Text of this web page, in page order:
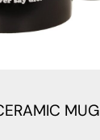
MUG